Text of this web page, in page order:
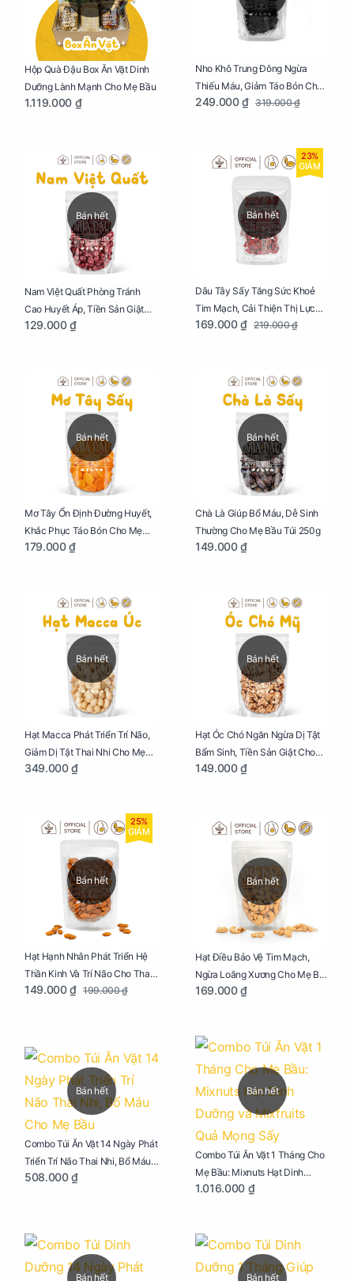
Hộp Quà Đậu Box Ăn Vặt Dinh
Dưỡng Lành Mạnh Cho Mẹ Bầu
1.119.000 ₫
Nho Khô Trung Đông Ngừa
Thiếu Máu, Giảm Táo Bón Cho
Mẹ Bầu Túi 250g
249.000 ₫ 319.000 ₫
Bán hết
Nam Việt Quất Phòng Tránh
Cao Huyết Áp, Tiền Sản Giật
Cho Mẹ Bầu Túi 250g
129.000 ₫
Bán hết
23%
GIẢM
Dâu Tây Sấy Tăng Sức Khoẻ
Tim Mạch, Cải Thiện Thị Lực
Cho Mẹ Bầu Túi 250g
169.000 ₫ 219.000 ₫
Bán hết
Mơ Tây Ổn Định Đường Huyết,
Khắc Phục Táo Bón Cho Mẹ
Bầu Túi 250g
179.000 ₫
Bán hết
Chà Là Giúp Bổ Máu, Dễ Sinh
Thường Cho Mẹ Bầu Túi 250g
149.000 ₫
Bán hết
Hạt Macca Phát Triển Trí Não,
Giảm Dị Tật Thai Nhi Cho Mẹ
Bầu Túi 250g
349.000 ₫
Bán hết
Hạt Óc Chó Ngăn Ngừa Dị Tật
Bẩm Sinh, Tiền Sản Giật Cho
Mẹ Bầu Túi 250g
149.000 ₫
Bán hết
25%
GIẢM
Hạt Hạnh Nhân Phát Triển Hệ
Thần Kinh Và Trí Não Cho Thai
Nhi Túi 250g
149.000 ₫ 199.000 ₫
Bán hết
Hạt Điều Bảo Vệ Tim Mạch,
Ngừa Loãng Xương Cho Mẹ Bầu
Túi 250g
169.000 ₫
Bán hết
Combo Túi Ăn Vặt 14 Ngày Phát
Triển Trí Não Thai Nhi, Bổ Máu
Cho Mẹ Bầu
508.000 ₫
Bán hết
Combo Túi Ăn Vặt 1 Tháng Cho
Mẹ Bầu: Mixnuts Hạt Dinh
Dưỡng và Mixfruits Quả Mọng
1.016.000 ₫
Bán hết Bán hết